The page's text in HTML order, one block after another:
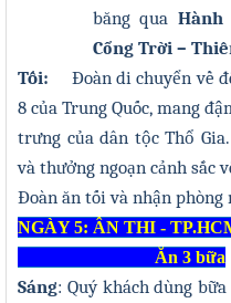
băng qua Hành
Cổng Trời –
Tối: Đoàn di chuyển về
8 của Trung Quốc, mang
trưng của dân tộc Thổ
và thưởng ngoạn cảnh sắc
Đoàn ăn tối và nhận
NGÀY 5:
Ăn 3 bữa
Sáng: Quý khách dùng